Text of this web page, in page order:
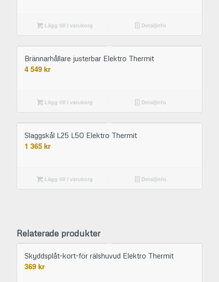
Lägg till i varukorg Detaljinfo
Brännarhållare justerbar Elektro Thermit
4 549kr
Lägg till i varukorg Detaljinfo
Slaggskål L25 L50 Elektro Thermit
1 365kr
Lägg till i varukorg Detaljinfo
Relaterade produkter
Skyddsplåt-kort-för rälshuvud Elektro Thermit
369kr